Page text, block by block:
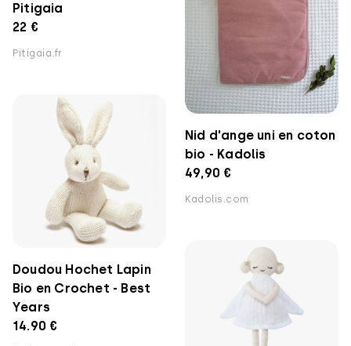
Pitigaia
22 €
Pitigaia.fr
Nid d'ange uni en coton
bio - Kadolis
49,90 €
Kadolis.com
Doudou Hochet Lapin
Bio en Crochet - Best
Years
14.90 €